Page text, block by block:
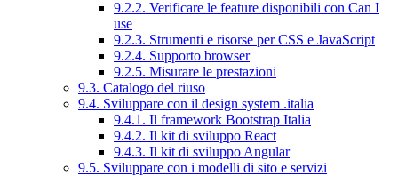
9.2.2. Verificare le feature disponibili con Can I
use
9.2.3. Strumenti e risorse per CSS e JavaScript
9.2.4. Supporto browser
9.2.5. Misurare le prestazioni
9.3. Catalogo del riuso
9.4. Sviluppare con il design system .italia
9.4.1. Il framework Bootstrap Italia
9.4.2. Il kit di sviluppo React
9.4.3. Il kit di sviluppo Angular
9.5. Sviluppare con i modelli di sito e servizi